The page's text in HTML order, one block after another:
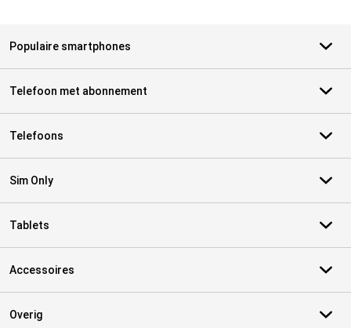
Populaire smartphones
Telefoon met abonnement
Telefoons
Sim Only
Tablets
Accessoires
Overig